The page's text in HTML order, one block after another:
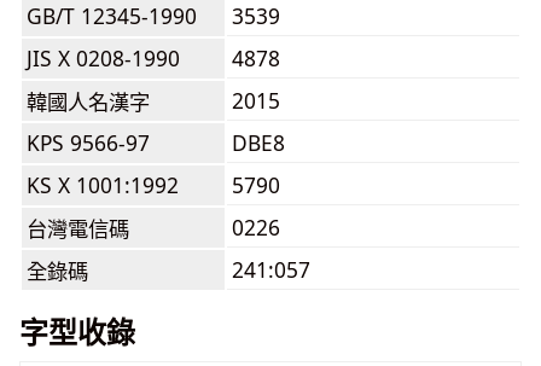
GB/T 12345-1990
3539
JIS X 0208-1990
4878
韓國人名漢字
2015
KPS 9566-97
DBE8
KS X 1001:1992
5790
台灣電信碼
0226
全錄碼
241:057
字型收錄